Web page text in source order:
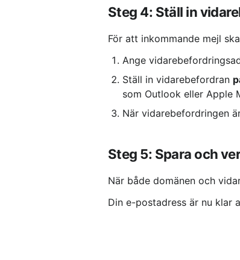
Steg 4: Ställ in
För att inkommande mejl
Ange
Ställ in vidarebefordran
som Outlook eller Apple
När vidarebefordringen
Steg 5: Spara och
När både domänen och
Din e-postadress är nu klar